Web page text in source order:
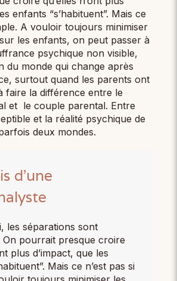
enfants “s’habituent”. Mais ce
A vouloir toujours minimiser
les enfants, on peut passer à
psychique non visible,
du monde qui change après
surtout quand les parents ont
faire la différence entre le
et le couple parental. Entre
et la réalité psychique de
deux mondes.
d’une
les séparations sont
On pourrait presque croire
plus d’impact, que les
Mais ce n’est pas si